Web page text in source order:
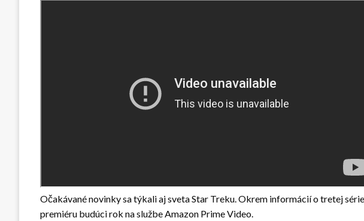
Očakávané novinky sa týkali aj sveta Star Treku. Okrem informácií o tretej
premiéru budúci rok na službe Amazon Prime Video.